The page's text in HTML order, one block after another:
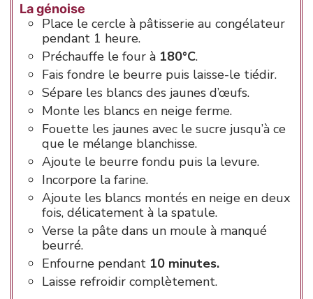
La génoise
Place le cercle à pâtisserie au congélateur
pendant 1 heure.
Préchauffe le four à 180°C.
Fais fondre le beurre puis laisse-le tiédir.
Sépare les blancs des jaunes d’œufs.
Monte les blancs en neige ferme.
Fouette les jaunes avec le sucre jusqu’à ce
que le mélange blanchisse.
Ajoute le beurre fondu puis la levure.
Incorpore la farine.
Ajoute les blancs montés en neige en deux
fois, délicatement à la spatule.
Verse la pâte dans un moule à manqué
beurré.
Enfourne pendant 10 minutes.
Laisse refroidir complètement.